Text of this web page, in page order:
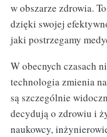
w obszarze zdrowia.
dzięki swojej
jaki postrzegamy
W obecnych czasach
technologia zmienia
są szczególnie
decydują o zdrowiu i
naukowcy,